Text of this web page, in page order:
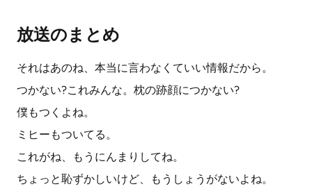
放送のまとめ
それはあのね、本当に言わなくていい情報だから。
つかない?これみんな。枕の跡顔につかない?
僕もつくよね。
ミヒーもついてる。
これがね、もうにんまりしてね。
ちょっと恥ずかしいけど、もうしょうがないよね。